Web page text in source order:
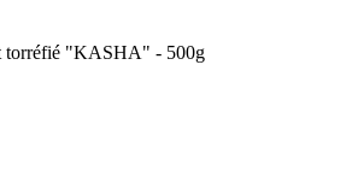
torréfié "KASHA" - 500g